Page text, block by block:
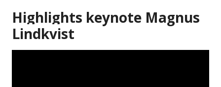
Highlights keynote Magnus
Lindkvist